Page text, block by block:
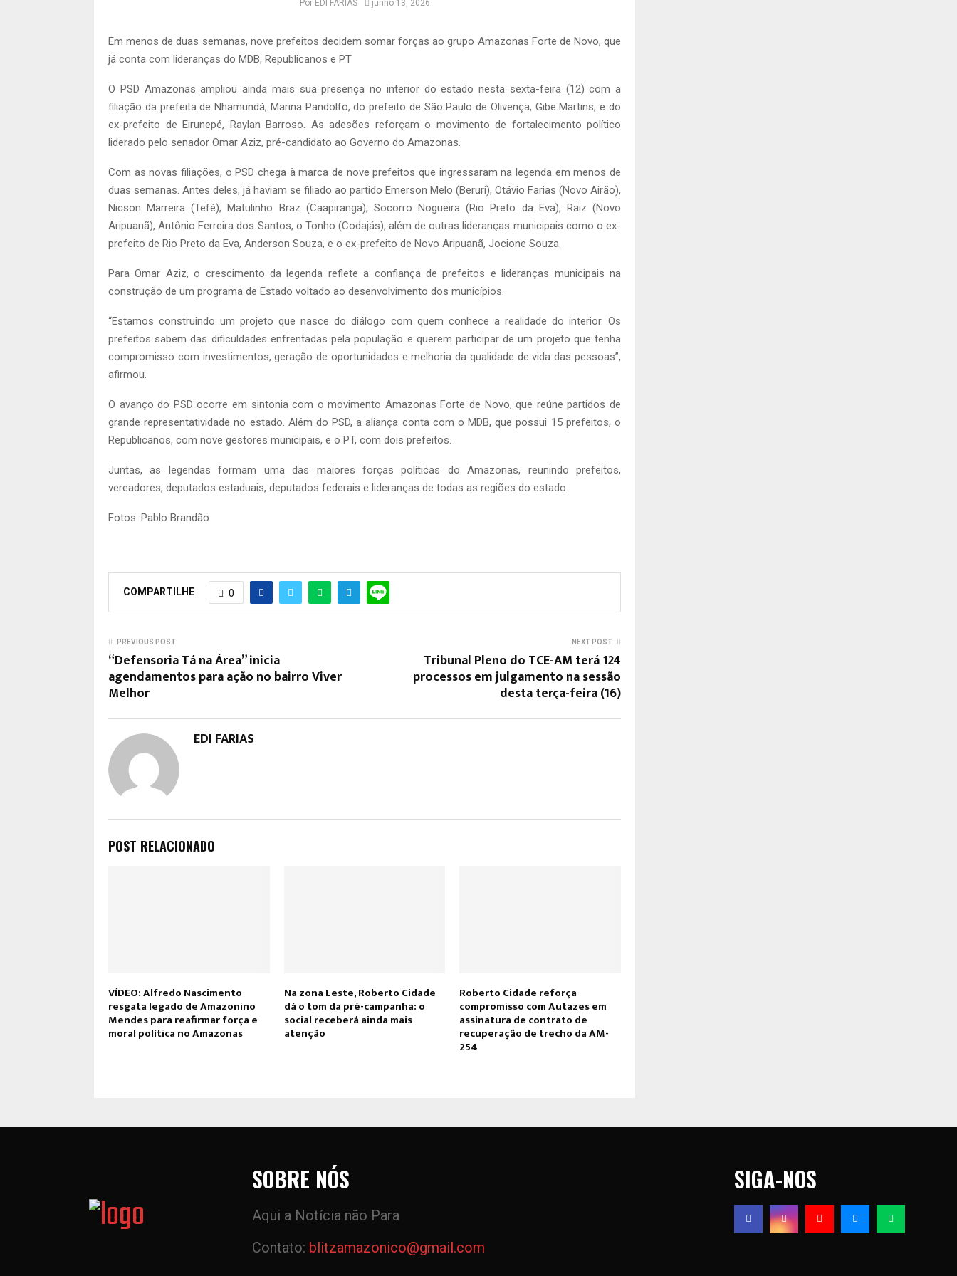
Por EDI FARIAS junho 13, 2026
Em menos de duas semanas, nove prefeitos decidem somar forças ao grupo Amazonas Forte de Novo, que
já conta com lideranças do MDB, Republicanos e PT
O PSD Amazonas ampliou ainda mais sua presença no interior do estado nesta sexta-feira (12) com a
filiação da prefeita de Nhamundá, Marina Pandolfo, do prefeito de São Paulo de Olivença, Gibe Martins, e do
ex-prefeito de Eirunepé, Raylan Barroso. As adesões reforçam o movimento de fortalecimento político
liderado pelo senador Omar Aziz, pré-candidato ao Governo do Amazonas.
Com as novas filiações, o PSD chega à marca de nove prefeitos que ingressaram na legenda em menos de
duas semanas. Antes deles, já haviam se filiado ao partido Emerson Melo (Beruri), Otávio Farias (Novo Airão),
Nicson Marreira (Tefé), Matulinho Braz (Caapiranga), Socorro Nogueira (Rio Preto da Eva), Raiz (Novo
Aripuanã), Antônio Ferreira dos Santos, o Tonho (Codajás), além de outras lideranças municipais como o ex-
prefeito de Rio Preto da Eva, Anderson Souza, e o ex-prefeito de Novo Aripuanã, Jocione Souza.
Para Omar Aziz, o crescimento da legenda reflete a confiança de prefeitos e lideranças municipais na
construção de um programa de Estado voltado ao desenvolvimento dos municípios.
“Estamos construindo um projeto que nasce do diálogo com quem conhece a realidade do interior. Os
prefeitos sabem das dificuldades enfrentadas pela população e querem participar de um projeto que tenha
compromisso com investimentos, geração de oportunidades e melhoria da qualidade de vida das pessoas”,
afirmou.
O avanço do PSD ocorre em sintonia com o movimento Amazonas Forte de Novo, que reúne partidos de
grande representatividade no estado. Além do PSD, a aliança conta com o MDB, que possui 15 prefeitos, o
Republicanos, com nove gestores municipais, e o PT, com dois prefeitos.
Juntas, as legendas formam uma das maiores forças políticas do Amazonas, reunindo prefeitos,
vereadores, deputados estaduais, deputados federais e lideranças de todas as regiões do estado.
Fotos: Pablo Brandão
COMPARTILHE 0
PREVIOUS POST
“Defensoria Tá na Área” inicia
agendamentos para ação no bairro Viver
Melhor
NEXT POST
Tribunal Pleno do TCE-AM terá 124
processos em julgamento na sessão
desta terça-feira (16)
EDI FARIAS
POST RELACIONADO
VÍDEO: Alfredo Nascimento
resgata legado de Amazonino
Mendes para reafirmar força e
moral política no Amazonas
Na zona Leste, Roberto Cidade
dá o tom da pré-campanha: o
social receberá ainda mais
atenção
Roberto Cidade reforça
compromisso com Autazes em
assinatura de contrato de
recuperação de trecho da AM-
254
SOBRE NÓS
Aqui a Notícia não Para
Contato: blitzamazonico@gmail.com
SIGA-NOS